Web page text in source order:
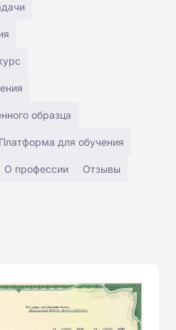
образца
Платформа для обучения
О профессии Отзывы